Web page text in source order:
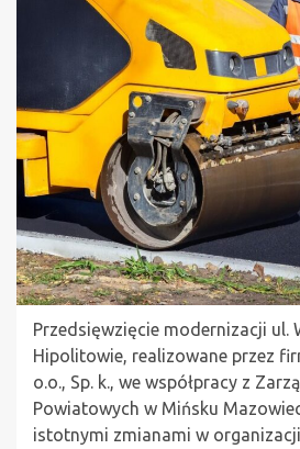
Przedsięwzięcie modernizacji ul.
Hipolitowie, realizowane przez
o.o., Sp. k., we współpracy z
Powiatowych w Mińsku
istotnymi zmianami w